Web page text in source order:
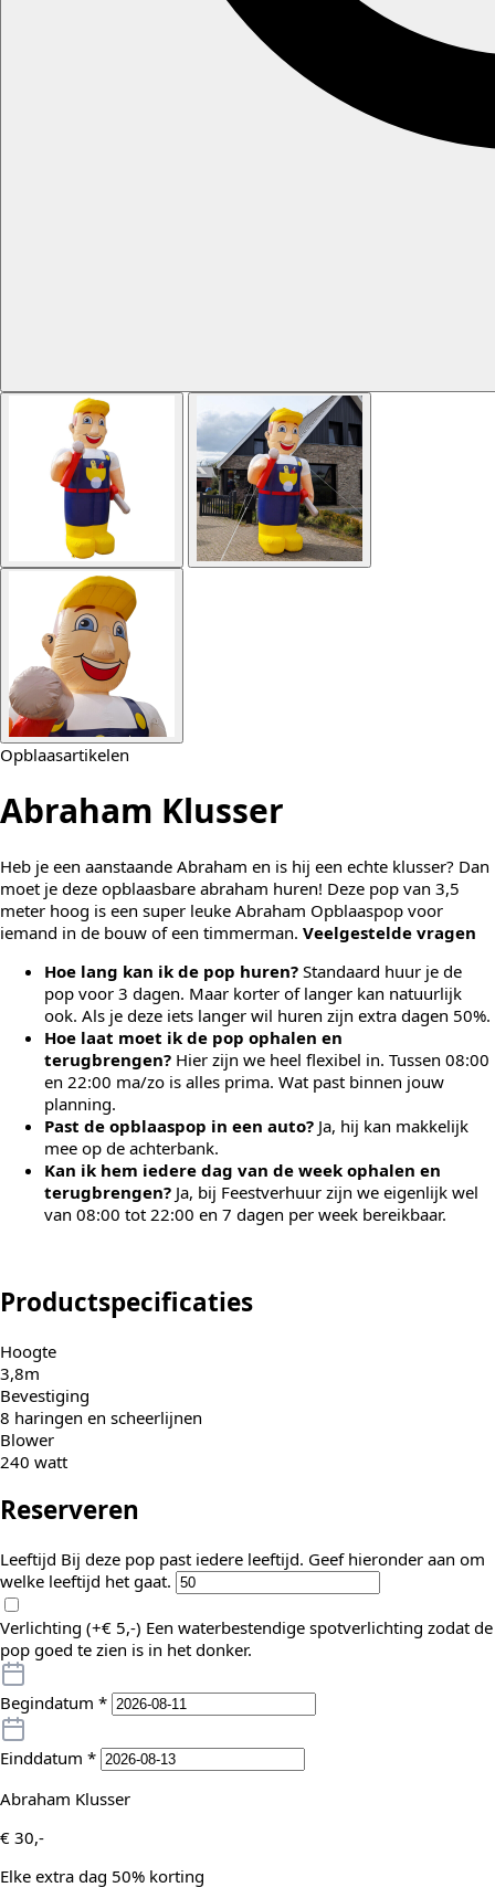
Opblaasartikelen
Abraham Klusser
Heb je een aanstaande Abraham en is hij een echte klusser? Dan
moet je deze opblaasbare abraham huren! Deze pop van 3,5
meter hoog is een super leuke Abraham Opblaaspop voor
iemand in de bouw of een timmerman. Veelgestelde vragen
Hoe lang kan ik de pop huren? Standaard huur je de
pop voor 3 dagen. Maar korter of langer kan natuurlijk
ook. Als je deze iets langer wil huren zijn extra dagen 50%.
Hoe laat moet ik de pop ophalen en
terugbrengen? Hier zijn we heel flexibel in. Tussen 08:00
en 22:00 ma/zo is alles prima. Wat past binnen jouw
planning.
Past de opblaaspop in een auto? Ja, hij kan makkelijk
mee op de achterbank.
Kan ik hem iedere dag van de week ophalen en
terugbrengen? Ja, bij Feestverhuur zijn we eigenlijk wel
van 08:00 tot 22:00 en 7 dagen per week bereikbaar.
Productspecificaties
Hoogte
3,8m
Bevestiging
8 haringen en scheerlijnen
Blower
240 watt
Reserveren
Leeftijd Bij deze pop past iedere leeftijd. Geef hieronder aan om
welke leeftijd het gaat.
Verlichting (+€ 5,-) Een waterbestendige spotverlichting zodat de
pop goed te zien is in het donker.
Begindatum *
Einddatum *
Abraham Klusser
€ 30,-
Elke extra dag 50% korting